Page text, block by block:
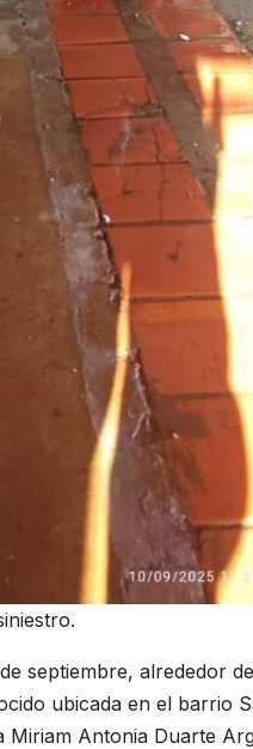
septiembre, alrededor
ubicada en el barrio
Miriam Antonia Duarte